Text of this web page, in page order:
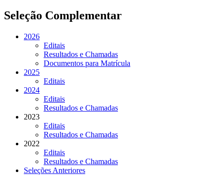
Seleção Complementar
2026
Editais
Resultados e Chamadas
Documentos para Matrícula
2025
Editais
2024
Editais
Resultados e Chamadas
2023
Editais
Resultados e Chamadas
2022
Editais
Resultados e Chamadas
Seleções Anteriores